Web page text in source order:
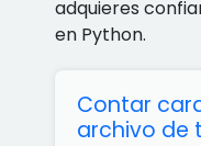
adquieres
en Python.
Contar
archivo de